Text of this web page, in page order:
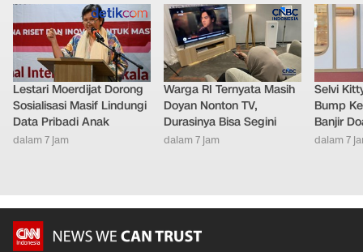
Lestari Moerdijat Dorong
Sosialisasi Masif Lindungi
Data Pribadi Anak
dalam 7 jam
Warga RI Ternyata Masih
Doyan Nonton TV,
Durasinya Bisa Segini
dalam 7 jam
Selvi
Bump
Banjir
dalam 7